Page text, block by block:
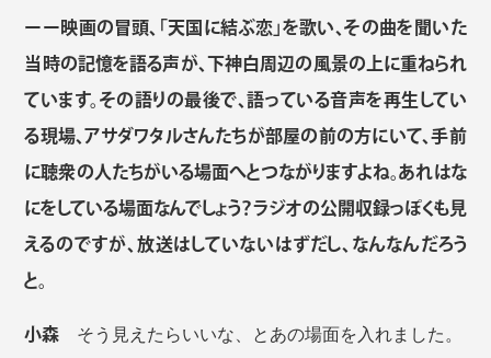
ーー映画の冒頭、「天国に結ぶ恋」を歌い、その曲を聞いた
当時の記憶を語る声が、下神白周辺の風景の上に重ねられ
ています。その語りの最後で、語っている音声を再生してい
る現場、アサダワタルさんたちが部屋の前の方にいて、手前
に聴衆の人たちがいる場面へとつながりますよね。あれはな
にをしている場面なんでしょう？ラジオの公開収録っぽくも見
えるのですが、放送はしていないはずだし、なんなんだろう
と。
小森 そう見えたらいいな、とあの場面を入れました。